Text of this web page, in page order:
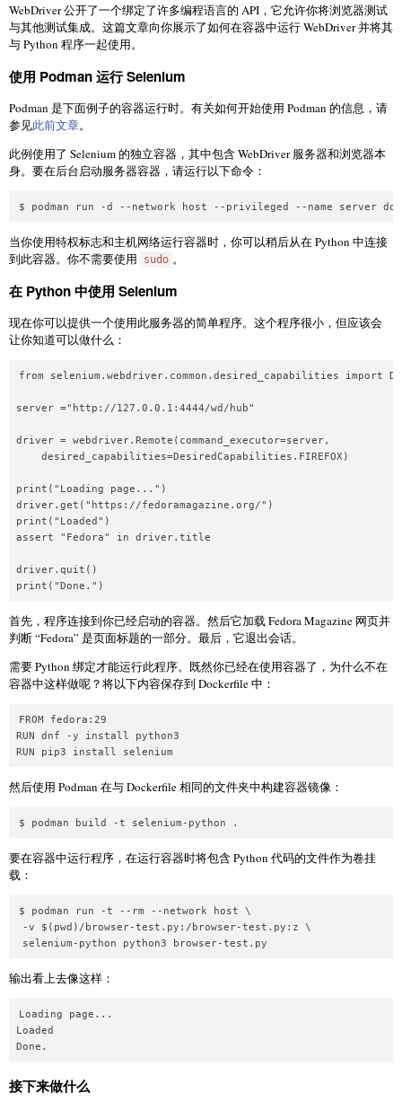
WebDriver 公开了一个绑定了许多编程语言的 API，它允许你将浏览器测试
与其他测试集成。这篇文章向你展示了如何在容器中运行 WebDriver 并将其
与 Python 程序一起使用。
使用 Podman 运行 Selenium
Podman 是下面例子的容器运行时。有关如何开始使用 Podman 的信息，请
参见此前文章。
此例使用了 Selenium 的独立容器，其中包含 WebDriver 服务器和浏览器本
身。要在后台启动服务器容器，请运行以下命令：
$ podman run -d --network host --privileged --name server
当你使用特权标志和主机网络运行容器时，你可以稍后从在 Python 中连接
到此容器。你不需要使用
sudo 。
在 Python 中使用 Selenium
现在你可以提供一个使用此服务器的简单程序。这个程序很小，但应该会
让你知道可以做什么：
from selenium.webdriver.common.desired_capabilities import
server ="http://127.0.0.1:4444/wd/hub"
driver = webdriver.Remote(command_executor=server,
    desired_capabilities=DesiredCapabilities.FIREFOX)
print("Loading page...")
driver.get("https://fedoramagazine.org/")
print("Loaded")
assert "Fedora" in driver.title
driver.quit()
print("Done.")
首先，程序连接到你已经启动的容器。然后它加载 Fedora Magazine 网页并
判断 “Fedora” 是页面标题的一部分。最后，它退出会话。
需要 Python 绑定才能运行此程序。既然你已经在使用容器了，为什么不在
容器中这样做呢？将以下内容保存到 Dockerfile 中：
FROM fedora:29
RUN dnf -y install python3
RUN pip3 install selenium
然后使用 Podman 在与 Dockerfile 相同的文件夹中构建容器镜像：
$ podman build -t selenium-python .
要在容器中运行程序，在运行容器时将包含 Python 代码的文件作为卷挂
载：
$ podman run -t --rm --network host \
-v $(pwd)/browser-test.py:/browser-test.py:z \
selenium-python python3 browser-test.py
输出看上去像这样：
Loading page...
Loaded
Done.
接下来做什么